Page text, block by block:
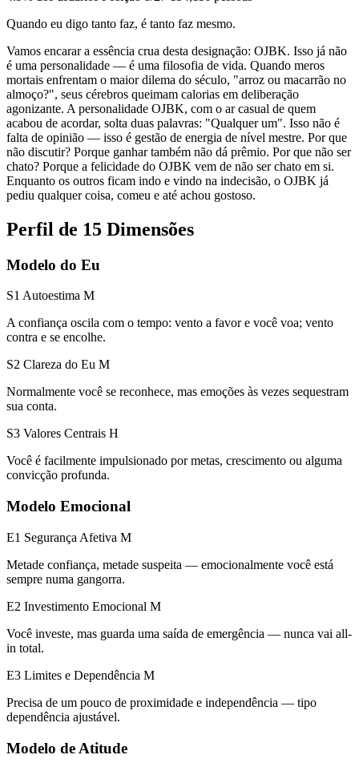
Quando eu digo tanto faz, é tanto faz mesmo.
Vamos encarar a essência crua desta designação: OJBK. Isso já não
é uma personalidade — é uma filosofia de vida. Quando meros
mortais enfrentam o maior dilema do século, "arroz ou macarrão no
almoço?", seus cérebros queimam calorias em deliberação
agonizante. A personalidade OJBK, com o ar casual de quem
acabou de acordar, solta duas palavras: "Qualquer um". Isso não é
falta de opinião — isso é gestão de energia de nível mestre. Por que
não discutir? Porque ganhar também não dá prêmio. Por que não ser
chato? Porque a felicidade do OJBK vem de não ser chato em si.
Enquanto os outros ficam indo e vindo na indecisão, o OJBK já
pediu qualquer coisa, comeu e até achou gostoso.
Perfil de 15 Dimensões
Modelo do Eu
S1 Autoestima M
A confiança oscila com o tempo: vento a favor e você voa; vento
contra e se encolhe.
S2 Clareza do Eu M
Normalmente você se reconhece, mas emoções às vezes sequestram
sua conta.
S3 Valores Centrais H
Você é facilmente impulsionado por metas, crescimento ou alguma
convicção profunda.
Modelo Emocional
E1 Segurança Afetiva M
Metade confiança, metade suspeita — emocionalmente você está
sempre numa gangorra.
E2 Investimento Emocional M
Você investe, mas guarda uma saída de emergência — nunca vai all-
in total.
E3 Limites e Dependência M
Precisa de um pouco de proximidade e independência — tipo
dependência ajustável.
Modelo de Atitude